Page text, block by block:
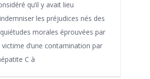
qu’il y avait lieu
les préjudices nés des
morales éprouvées par
victime d’une contamination par
C à